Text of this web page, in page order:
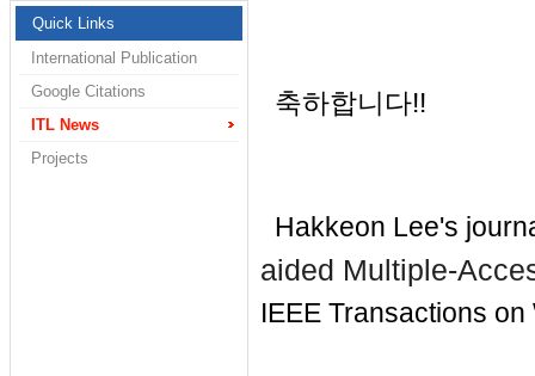
Quick Links
International Publication
Google Citations
ITL News
Projects
축하합니다!!
Hakkeon Lee's
aided Multiple-
IEEE Transactions